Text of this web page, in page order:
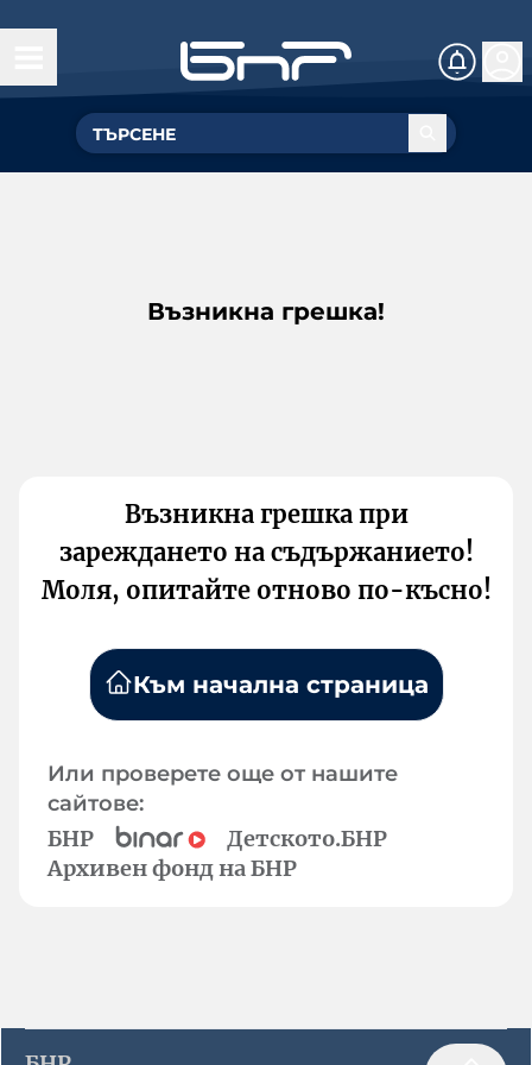
Възникна грешка!
Възникна грешка при
зареждането на съдържанието!
Моля, опитайте отново по-късно!
Към начална страница
Или проверете още от нашите
сайтове:
БНР
Детското.БНР
Архивен фонд на БНР